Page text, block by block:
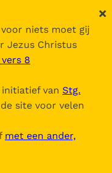
niets moet gij
Jezus Christus
8
van Stg.
site voor velen
met een ander,